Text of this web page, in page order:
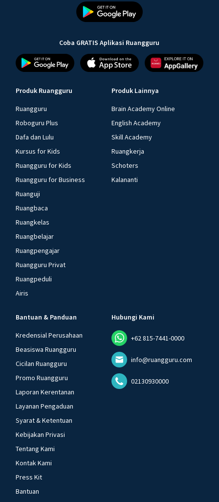
Coba GRATIS Aplikasi Ruangguru
Produk Ruangguru
Ruangguru
Roboguru Plus
Dafa dan Lulu
Kursus for Kids
Ruangguru for Kids
Ruangguru for Business
Ruanguji
Ruangbaca
Ruangkelas
Ruangbelajar
Ruangpengajar
Ruangguru Privat
Ruangpeduli
Airis
Produk Lainnya
Brain Academy Online
English Academy
Skill Academy
Ruangkerja
Schoters
Kalananti
Bantuan & Panduan
Kredensial Perusahaan
Beasiswa Ruangguru
Cicilan Ruangguru
Promo Ruangguru
Laporan Kerentanan
Layanan Pengaduan
Syarat & Ketentuan
Kebijakan Privasi
Tentang Kami
Kontak Kami
Press Kit
Bantuan
Hubungi Kami
+62 815-7441-0000
info@ruangguru.com
02130930000